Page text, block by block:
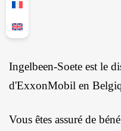
Ingelbeen-Soete est le
d'ExxonMobil en
Vous êtes assuré de